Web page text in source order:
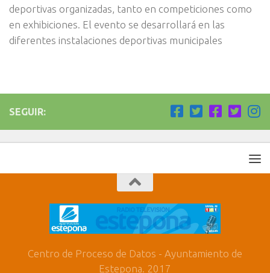
deportivas organizadas, tanto en competiciones como
en exhibiciones. El evento se desarrollará en las
diferentes instalaciones deportivas municipales
SEGUIR:
Centro de Proceso de Datos - Ayuntamiento de
Estepona. 2017